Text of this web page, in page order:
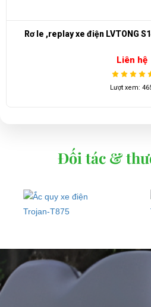
Rơ le ,replay xe điện LVTONG
Liên hệ
Lượt xem:
Đối tác &